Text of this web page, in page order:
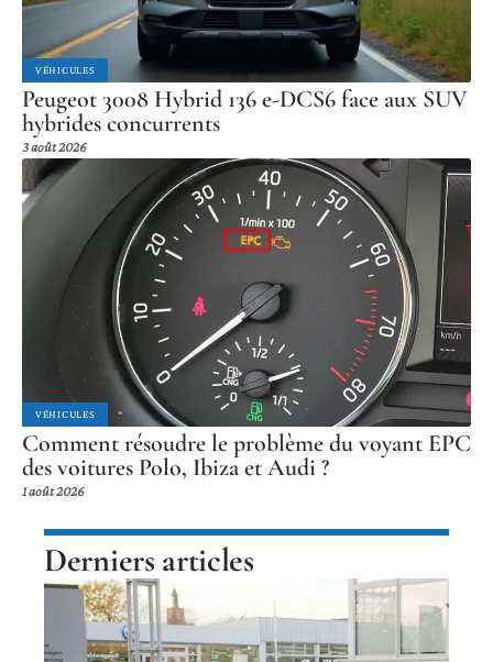
VÉHICULES
Peugeot 3008 Hybrid 136 e-DCS6 face aux SUV
hybrides concurrents
3 août 2026
VÉHICULES
Comment résoudre le problème du voyant EPC
des voitures Polo, Ibiza et Audi ?
1 août 2026
Derniers articles